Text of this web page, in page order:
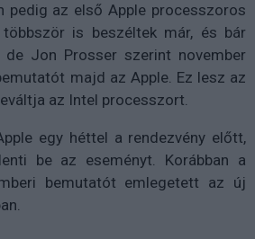
pedig az első Apple processzoros
is beszéltek már, és bár
de Jon Prosser szerint november
majd az Apple. Ez lesz az
az Intel processzort.
egy héttel a rendezvény előtt,
be az eseményt. Korábban a
bemutatót emlegetett az új